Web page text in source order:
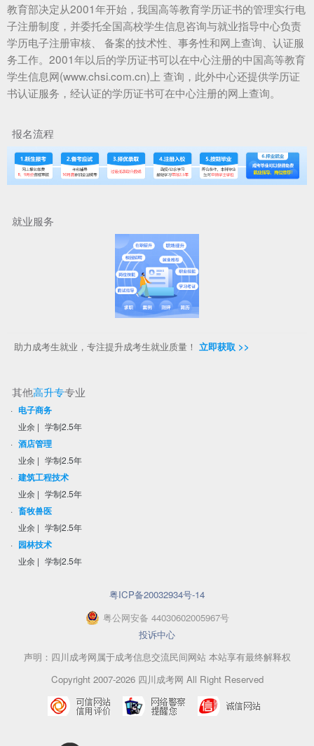
教育部决定从2001年开始，我国高等教育学历证书的管理实行电
子注册制度，并委托全国高校学生信息咨询与就业指导中心负责
学历电子注册审核、 备案的技术性、事务性和网上查询、认证服
务工作。2001年以后的学历证书可以在中心注册的中国高等教育
学生信息网(www.chsi.com.cn)上 查询，此外中心还提供学历证
书认证服务，经认证的学历证书可在中心注册的网上查询。
报名流程
就业服务
助力成考生就业，专注提升成考生就业质量！ 立即获取 >>
其他高升专专业
· 电子商务
业余 | 学制2.5年
· 酒店管理
业余 | 学制2.5年
· 建筑工程技术
业余 | 学制2.5年
· 畜牧兽医
业余 | 学制2.5年
· 园林技术
业余 | 学制2.5年
粤ICP备20032934号-14
粤公网安备 44030602005967号
投诉中心
声明：四川成考网属于成考信息交流民间网站 本站享有最终解释权
Copyright 2007-2026 四川成考网 All Right Reserved